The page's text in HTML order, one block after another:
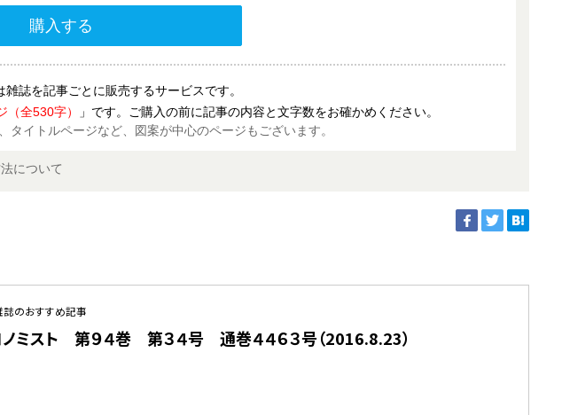
購入する
誌を記事ごとに販売するサービスです。
（全530字）
」です。ご購入の前に記事の内容と文字数をお確かめください。
タイトルページなど、図案が中心のページもございます。
について
のおすすめ記事
ミスト 第９４巻 第３４号 通巻４４６３号（2016.8.23）